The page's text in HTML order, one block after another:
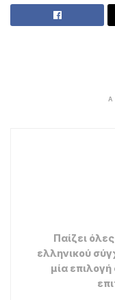
Παίζει
ελληνικού
μία